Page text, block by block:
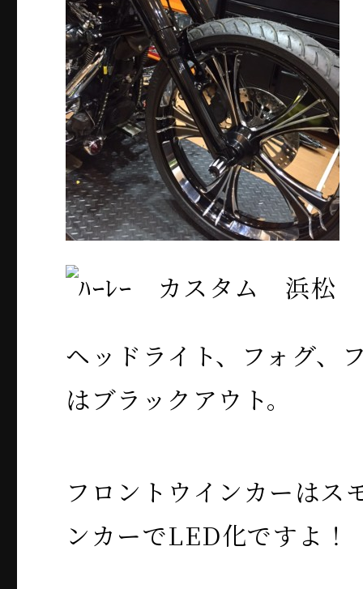
ヘッドライト、フォグ、
はブラックアウト。
フロントウインカーはス
ンカーでLED化ですよ！